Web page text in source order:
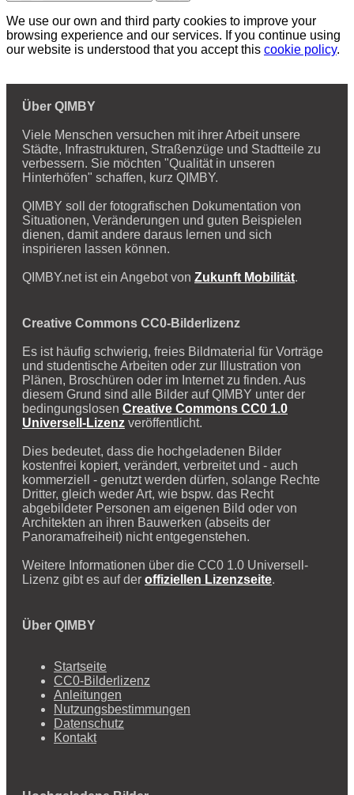
We use our own and third party cookies to improve your
browsing experience and our services. If you continue using
our website is understood that you accept this cookie policy.
Über QIMBY
Viele Menschen versuchen mit ihrer Arbeit unsere
Städte, Infrastrukturen, Straßenzüge und Stadtteile zu
verbessern. Sie möchten "Qualität in unseren
Hinterhöfen" schaffen, kurz QIMBY.
QIMBY soll der fotografischen Dokumentation von
Situationen, Veränderungen und guten Beispielen
dienen, damit andere daraus lernen und sich
inspirieren lassen können.
QIMBY.net ist ein Angebot von Zukunft Mobilität.
Creative Commons CC0-Bilderlizenz
Es ist häufig schwierig, freies Bildmaterial für Vorträge
und studentische Arbeiten oder zur Illustration von
Plänen, Broschüren oder im Internet zu finden. Aus
diesem Grund sind alle Bilder auf QIMBY unter der
bedingungslosen Creative Commons CC0 1.0
Universell-Lizenz veröffentlicht.
Dies bedeutet, dass die hochgeladenen Bilder
kostenfrei kopiert, verändert, verbreitet und - auch
kommerziell - genutzt werden dürfen, solange Rechte
Dritter, gleich weder Art, wie bspw. das Recht
abgebildeter Personen am eigenen Bild oder von
Architekten an ihren Bauwerken (abseits der
Panoramafreiheit) nicht entgegenstehen.
Weitere Informationen über die CC0 1.0 Universell-
Lizenz gibt es auf der offiziellen Lizenzseite.
Über QIMBY
Startseite
CC0-Bilderlizenz
Anleitungen
Nutzungsbestimmungen
Datenschutz
Kontakt